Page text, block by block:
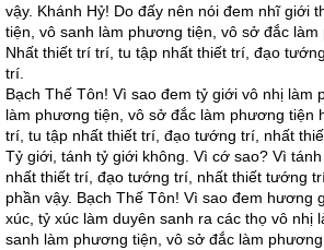
vậy. Khánh Hỷ! Do đấy nên nói đem nhĩ giới
tiện, vô sanh làm phương tiện, vô sở đắc
Nhất thiết trí trí, tu tập nhất thiết trí, đạo
trí.
Bạch Thế Tôn! Vì sao đem tỷ giới vô nhị làm
làm phương tiện, vô sở đắc làm phương tiện
trí, tu tập nhất thiết trí, đạo tướng trí, nhất
Tỷ giới, tánh tỷ giới không. Vì cớ sao? Vì
nhất thiết trí, đạo tướng trí, nhất thiết tướng
phần vậy. Bạch Thế Tôn! Vì sao đem hương
xúc, tỷ xúc làm duyên sanh ra các thọ vô nhị
sanh làm phương tiện, vô sở đắc làm